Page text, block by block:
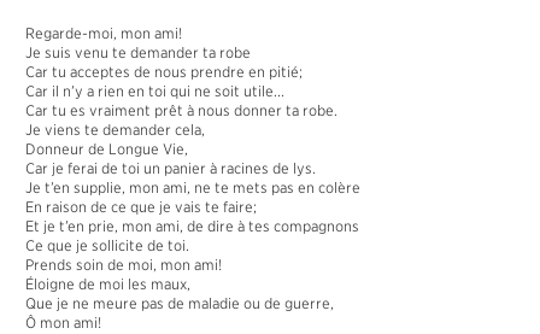
ENSEIGNANTS
POTLATCH
TŁA KWA
CÈDRE
HAMAT´SA
SISIYUTŁ
Regarde-moi, mon ami!
Je suis venu te demander ta robe
Car tu acceptes de nous prendre en pitié;
Car il n’y a rien en toi qui ne soit utile...
Car tu es vraiment prêt à nous donner ta robe.
Je viens te demander cela,
Donneur de Longue Vie,
Car je ferai de toi un panier à racines de lys.
Je t’en supplie, mon ami, ne te mets pas en colère
En raison de ce que je vais te faire;
Et je t’en prie, mon ami, de dire à tes compagnons
Ce que je sollicite de toi.
Prends soin de moi, mon ami!
Éloigne de moi les maux,
Que je ne meure pas de maladie ou de guerre,
Ô mon ami!